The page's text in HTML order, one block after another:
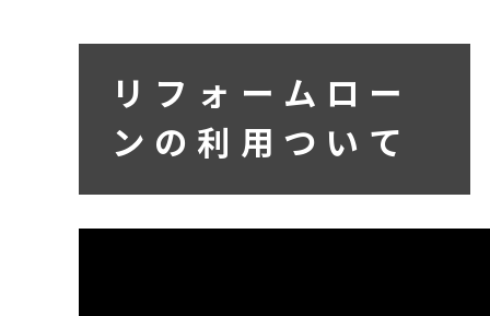
リフォームロー
ンの利用ついて